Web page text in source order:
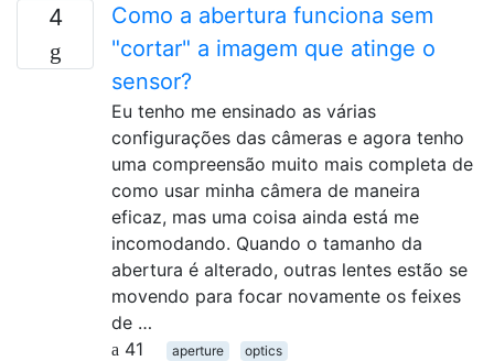
4
Como a abertura funciona sem
"cortar" a imagem que atinge o
sensor?
Eu tenho me ensinado as várias
configurações das câmeras e agora tenho
uma compreensão muito mais completa de
como usar minha câmera de maneira
eficaz, mas uma coisa ainda está me
incomodando. Quando o tamanho da
abertura é alterado, outras lentes estão se
movendo para focar novamente os feixes
de …
41
aperture optics